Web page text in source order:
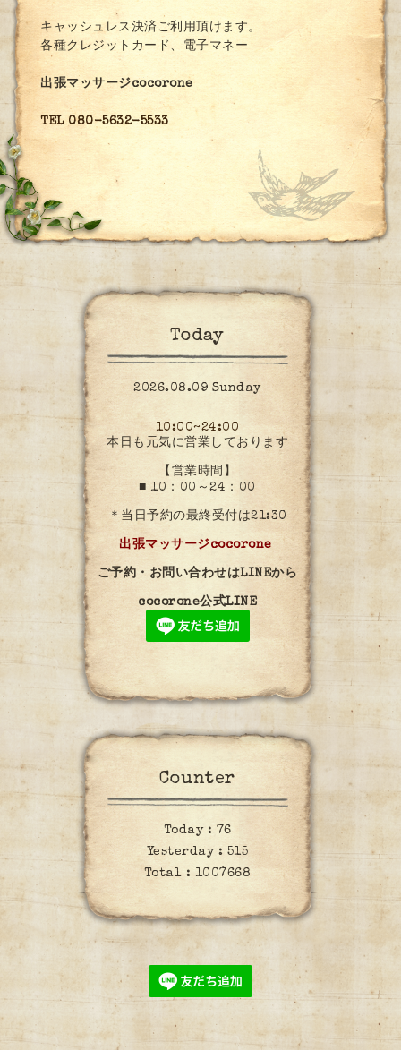
キャッシュレス決済ご利用頂けます。
各種クレジットカード、電子マネー
出張マッサージcocorone
TEL 080-5632-5533
Today
2026.08.09 Sunday
10:00~24:00
本日も元気に営業しております
【営業時間】
■ 10：00～24：00
＊当日予約の最終受付は21:30
出張マッサージcocorone
ご予約・お問い合わせはLINEから
cocorone公式LINE
Counter
Today : 76
Yesterday : 515
Total : 1007668